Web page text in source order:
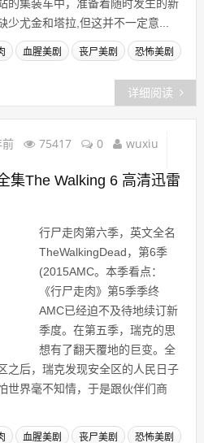
的集装车中，准备着随时发生的新
少尤金和塔拉,但这并不一定意...
血腥美剧 丧尸美剧 恐怖美剧
详细阅读
75417 0 wuxiu
集The Walking 6 高清迅雷
行尸走肉第六季，英文全名
TheWalkingDead，第6季
(2015AMC。本季看点：
《行尸走肉》第5季季终
AMC已经迫不及待地续订新
季度。在第五季，瑞克的思
想有了翻天覆地的巨变。全
之后，瑞克发现安全区的人民日子
世界毫不知情，于是跟伙伴们商
血腥美剧 丧尸美剧 恐怖美剧